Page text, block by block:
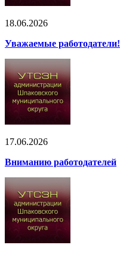
18.06.2026
Уважаемые работодатели!
17.06.2026
Вниманию работодателей